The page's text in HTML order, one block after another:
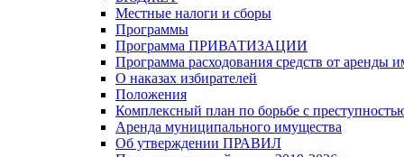
Местные налоги и сборы
Программы
Программа ПРИВАТИЗАЦИИ
Программа расходования средств от аренды
О наказах избирателей
Положения
Комплексный план по борьбе с
Аренда муниципального имущества
Об утверждении ПРАВИЛ